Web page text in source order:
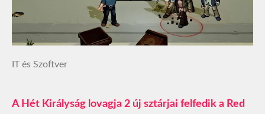
IT és Szoftver
A Hét Királyság lovagja 2 új sztárjai felfedik a Red